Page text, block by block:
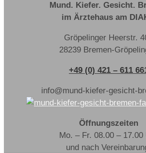
Mund. Kiefer. Gesicht.
im Ärztehaus am
Gröpelinger Heerstr.
28239 Bremen-
+49 (0) 421 – 611
info@mund-kiefer-gesicht-
Öffnungszeiten
Mo. – Fr. 08.00 – 17.00
und nach